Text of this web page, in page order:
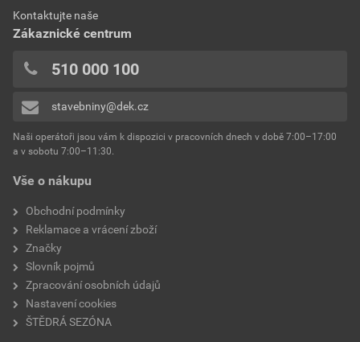
Vše o nákupu
Obchodní podmínky
Reklamace a vrácení zboží
Značky
Slovník pojmů
Zpracování osobních údajů
Nastavení cookies
ŠTĚDRÁ SEZÓNA
Kontaktujte naše
Zákaznické centrum
510 000 100
stavebniny@dek.cz
Naši operátoři jsou vám k dispozici v pracovních dnech v době 7:00–17:00
a v sobotu 7:00–11:30.